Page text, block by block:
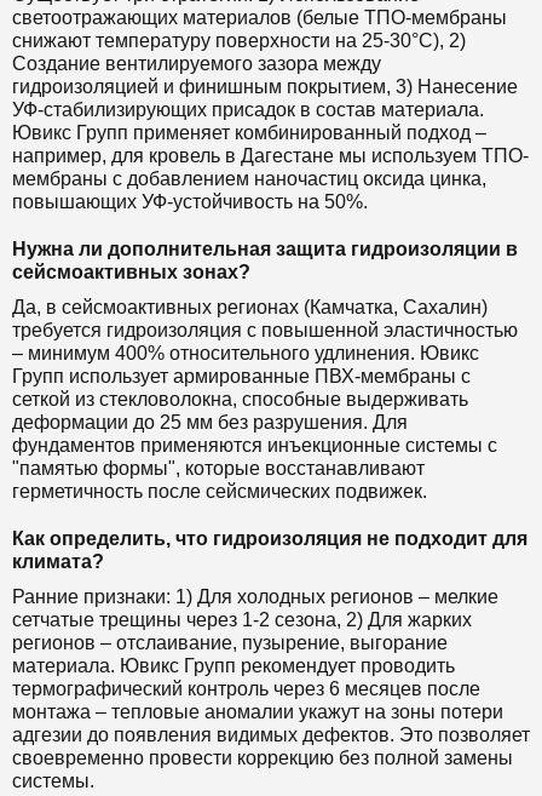
светоотражающих материалов (белые ТПО-мембраны
снижают температуру поверхности на 25-30°C), 2)
Создание вентилируемого зазора между
гидроизоляцией и финишным покрытием, 3) Нанесение
УФ-стабилизирующих присадок в состав материала.
Ювикс Групп применяет комбинированный подход –
например, для кровель в Дагестане мы используем ТПО-
мембраны с добавлением наночастиц оксида цинка,
повышающих УФ-устойчивость на 50%.
Нужна ли дополнительная защита гидроизоляции в
сейсмоактивных зонах?
Да, в сейсмоактивных регионах (Камчатка, Сахалин)
требуется гидроизоляция с повышенной эластичностью
– минимум 400% относительного удлинения. Ювикс
Групп использует армированные ПВХ-мембраны с
сеткой из стекловолокна, способные выдерживать
деформации до 25 мм без разрушения. Для
фундаментов применяются инъекционные системы с
"памятью формы", которые восстанавливают
герметичность после сейсмических подвижек.
Как определить, что гидроизоляция не подходит для
климата?
Ранние признаки: 1) Для холодных регионов – мелкие
сетчатые трещины через 1-2 сезона, 2) Для жарких
регионов – отслаивание, пузырение, выгорание
материала. Ювикс Групп рекомендует проводить
термографический контроль через 6 месяцев после
монтажа – тепловые аномалии укажут на зоны потери
адгезии до появления видимых дефектов. Это позволяет
своевременно провести коррекцию без полной замены
системы.